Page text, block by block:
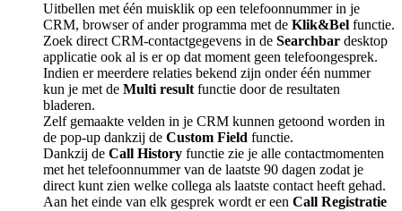
Uitbellen met één muisklik op een telefoonnummer in je
CRM, browser of ander programma met de Klik&Bel functie.
Zoek direct CRM-contactgegevens in de Searchbar desktop
applicatie ook al is er op dat moment geen telefoongesprek.
Indien er meerdere relaties bekend zijn onder één nummer
kun je met de Multi result functie door de resultaten
bladeren.
Zelf gemaakte velden in je CRM kunnen getoond worden in
de pop-up dankzij de Custom Field functie.
Dankzij de Call History functie zie je alle contactmomenten
met het telefoonnummer van de laatste 90 dagen zodat je
direct kunt zien welke collega als laatste contact heeft gehad.
Aan het einde van elk gesprek wordt er een Call Registratie